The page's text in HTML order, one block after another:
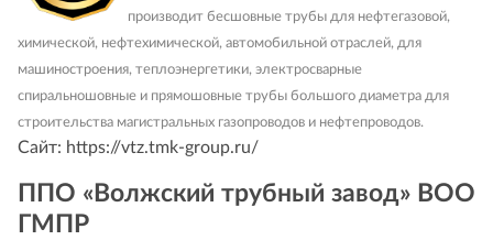
производит бесшовные трубы для нефтегазовой,
химической, нефтехимической, автомобильной отраслей, для
машиностроения, теплоэнергетики, электросварные
спиральношовные и прямошовные трубы большого диаметра для
строительства магистральных газопроводов и нефтепроводов.
Сайт: https://vtz.tmk-group.ru/
ППО «Волжский трубный завод» ВОО
ГМПР